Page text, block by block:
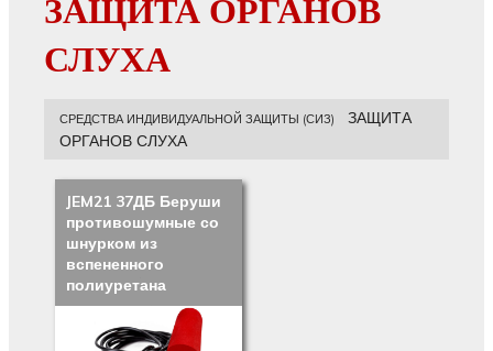
ЗАЩИТА ОРГАНОВ
СЛУХА
СРЕДСТВА ИНДИВИДУАЛЬНОЙ ЗАЩИТЫ (СИЗ)
ЗАЩИТА
ОРГАНОВ СЛУХА
JEM21 37ДБ Беруши
противошумные со
шнурком из
вспененного
полиуретана